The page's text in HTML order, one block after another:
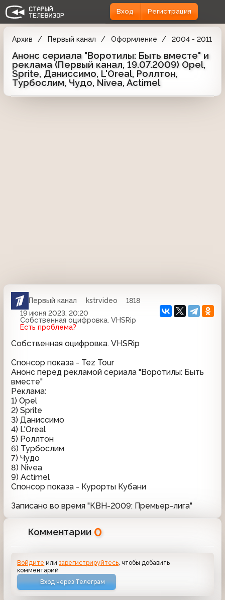
Вход Регистрация
Архив Первый канал Оформление 2004 - 2011
Анонс сериала "Воротилы: Быть вместе" и
реклама (Первый канал, 19.07.2009) Opel,
Sprite, Даниссимо, L'Oreal, Роллтон,
Турбослим, Чудо, Nivea, Actimel
Первый канал kstrvideo
1818
19 июня 2023, 20:20
Собственная оцифровка. VHSRip
Есть проблема?
Собственная оцифровка. VHSRip
Спонсор показа - Tez Tour
Анонс перед рекламой сериала "Воротилы: Быть
вместе"
Реклама:
1) Opel
2) Sprite
3) Даниссимо
4) L'Oreal
5) Роллтон
6) Турбослим
7) Чудо
8) Nivea
9) Actimel
Спонсор показа - Курорты Кубани
Записано во время "КВН-2009: Премьер-лига"
Комментарии 0
Войдите илизарегистрируйтесь , чтобы добавить
комментарий
Вход через Телеграм